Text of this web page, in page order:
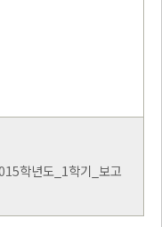
학년도_1학기_보고